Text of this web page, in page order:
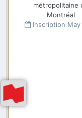
métropolitaine
Montréal
Inscription May